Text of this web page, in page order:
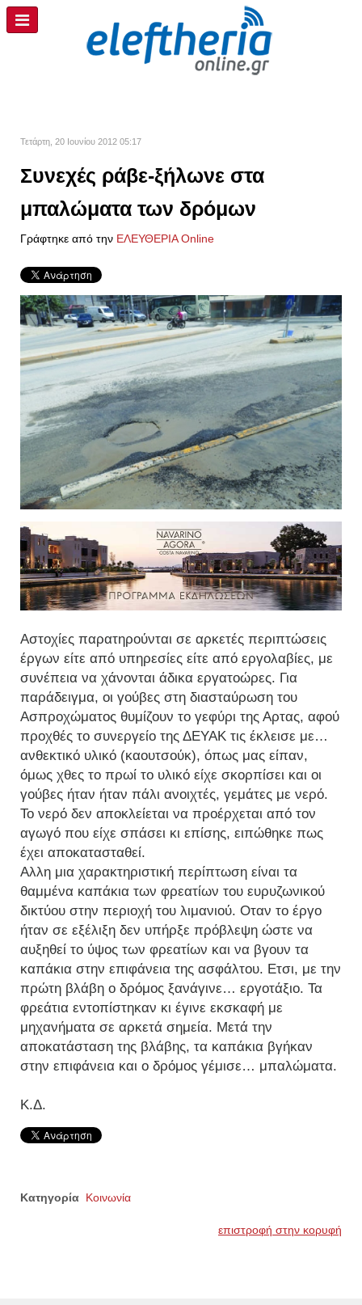
Τετάρτη, 20 Ιουνίου 2012 05:17
Συνεχές ράβε-ξήλωνε στα
μπαλώματα των δρόμων
Γράφτηκε από την ΕΛΕΥΘΕΡΙΑ Online
Αστοχίες παρατηρούνται σε αρκετές περιπτώσεις
έργων είτε από υπηρεσίες είτε από εργολαβίες, με
συνέπεια να χάνονται άδικα εργατοώρες. Για
παράδειγμα, οι γούβες στη διασταύρωση του
Ασπροχώματος θυμίζουν το γεφύρι της Αρτας, αφού
προχθές το συνεργείο της ΔΕΥΑΚ τις έκλεισε με…
ανθεκτικό υλικό (καουτσούκ), όπως μας είπαν,
όμως χθες το πρωί το υλικό είχε σκορπίσει και οι
γούβες ήταν ήταν πάλι ανοιχτές, γεμάτες με νερό.
Το νερό δεν αποκλείεται να προέρχεται από τον
αγωγό που είχε σπάσει κι επίσης, ειπώθηκε πως
έχει αποκατασταθεί.
Αλλη μια χαρακτηριστική περίπτωση είναι τα
θαμμένα καπάκια των φρεατίων του ευρυζωνικού
δικτύου στην περιοχή του λιμανιού. Οταν το έργο
ήταν σε εξέλιξη δεν υπήρξε πρόβλεψη ώστε να
αυξηθεί το ύψος των φρεατίων και να βγουν τα
καπάκια στην επιφάνεια της ασφάλτου. Ετσι, με την
πρώτη βλάβη ο δρόμος ξανάγινε… εργοτάξιο. Τα
φρεάτια εντοπίστηκαν κι έγινε εκσκαφή με
μηχανήματα σε αρκετά σημεία. Μετά την
αποκατάσταση της βλάβης, τα καπάκια βγήκαν
στην επιφάνεια και ο δρόμος γέμισε… μπαλώματα.
Κ.Δ.
Κατηγορία Κοινωνία
επιστροφή στην κορυφή